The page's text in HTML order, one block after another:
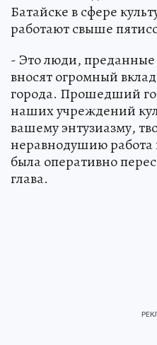
Батайске в сфере
работают свыше
- Это люди,
вносят огромный
города. Прошедший
наших учреждений
вашему энтузиазму,
неравнодушию
была оперативно
глава.